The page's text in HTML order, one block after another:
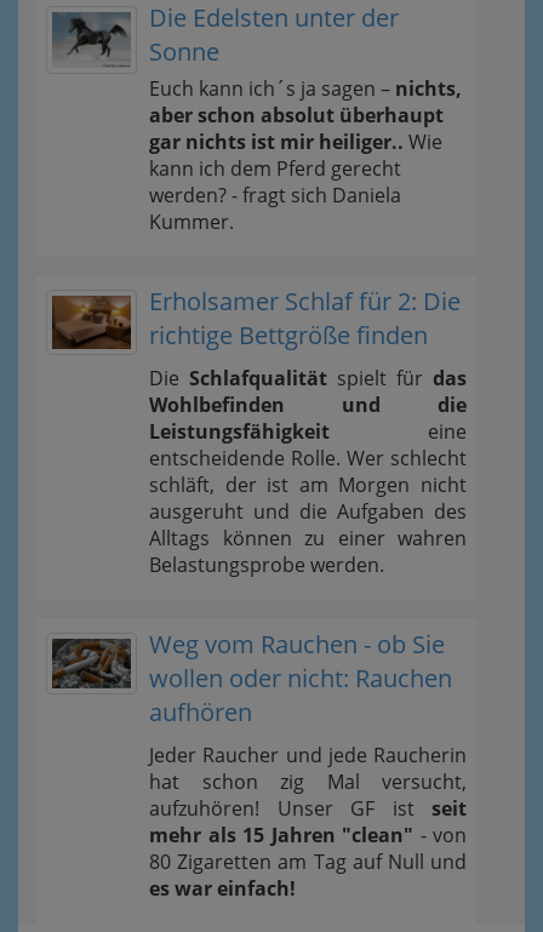
Die Edelsten unter der
Sonne
Euch kann ich´s ja sagen – nichts,
aber schon absolut überhaupt
gar nichts ist mir heiliger.. Wie
kann ich dem Pferd gerecht
werden? - fragt sich Daniela
Kummer.
Erholsamer Schlaf für 2: Die
richtige Bettgröße finden
Die Schlafqualität spielt für das
Wohlbefinden und die
Leistungsfähigkeit eine
entscheidende Rolle. Wer schlecht
schläft, der ist am Morgen nicht
ausgeruht und die Aufgaben des
Alltags können zu einer wahren
Belastungsprobe werden.
Weg vom Rauchen - ob Sie
wollen oder nicht: Rauchen
aufhören
Jeder Raucher und jede Raucherin
hat schon zig Mal versucht,
aufzuhören! Unser GF ist seit
mehr als 15 Jahren "clean" - von
80 Zigaretten am Tag auf Null und
es war einfach!